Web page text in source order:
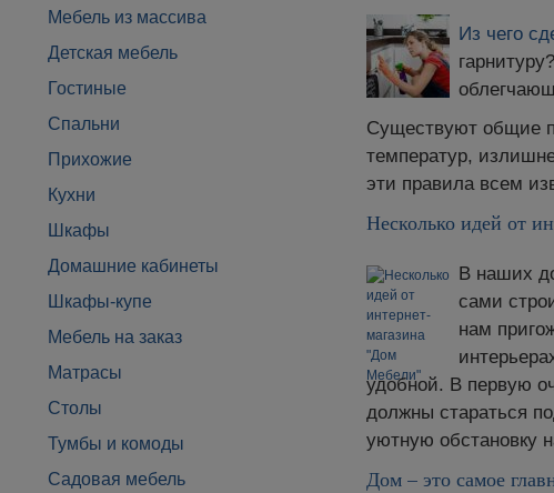
Мебель из массива
Детская мебель
Гостиные
Спальни
Прихожие
Кухни
Шкафы
Домашние кабинеты
Шкафы-купе
Мебель на заказ
Матрасы
Столы
Тумбы и комоды
Садовая мебель
Из чего
Существуют общие
температур,
эти правила всем
Несколько идей от
В наших
сами
нам
удобной. В первую
должны стараться
уютную обстановку
Дом – это самое